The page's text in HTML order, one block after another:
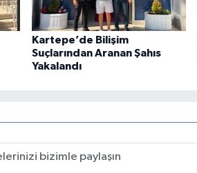
Kartepe’de Bilişim
Suçlarından Aranan Şahıs
Yakalandı